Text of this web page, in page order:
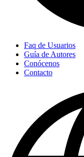
Faq de Usuarios
Guía de Autores
Conócenos
Contacto